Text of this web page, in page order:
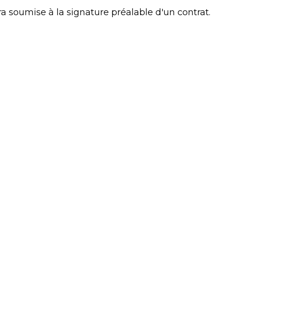
soumise à la signature préalable d'un contrat.